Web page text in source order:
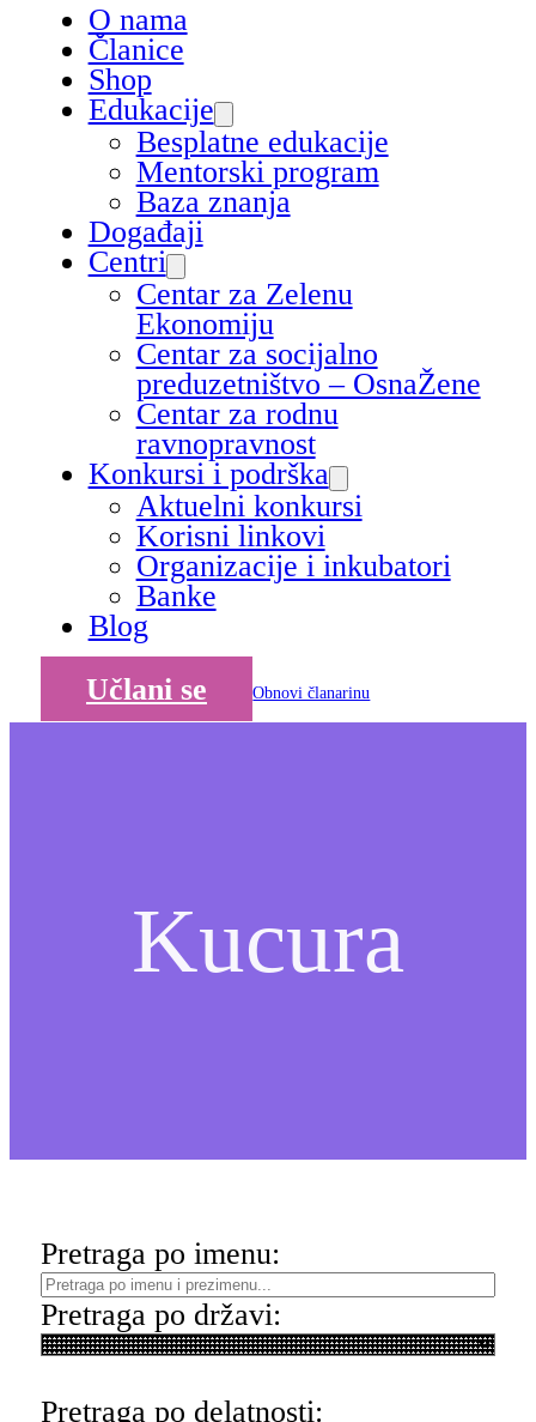
O nama
Članice
Shop
Edukacije
Besplatne edukacije
Mentorski program
Baza znanja
Događaji
Centri
Centar za Zelenu
Ekonomiju
Centar za socijalno
preduzetništvo – OsnaŽene
Centar za rodnu
ravnopravnost
Konkursi i podrška
Aktuelni konkursi
Korisni linkovi
Organizacije i inkubatori
Banke
Blog
Učlani se
Obnovi članarinu
Kucura
Pretraga po imenu:
Pretraga po državi:
Pretraga po delatnosti: